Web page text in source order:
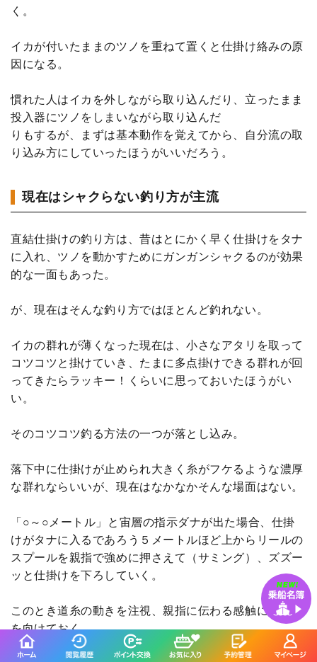
く。
イカが付いたままのツノを重ねて置くと仕掛け絡みの原
因になる。
慣れた人はイカを外しながら取り込んだり、立ったまま
投入器にツノをしまいながら取り込んだ
りもするが、まずは基本動作を覚えてから、自分流の取
り込み方にしていったほうがいいだろう。
現在はシャクらない釣り方が主流
直結仕掛けの釣り方は、昔はとにかく早く仕掛けをタナ
に入れ、ツノを動かすためにガンガンシャクるのが効果
的な一面もあった。
が、現在はそんな釣り方ではほとんど釣れない。
イカの群れが薄くなった現在は、小さなアタリを取って
コツコツと掛けていき、たまに多点掛けできる群れが回
ってきたらラッキー！くらいに思っておいたほうがい
い。
そのコツコツ釣る方法の一つが落とし込み。
落下中に仕掛けが止められ大きく糸がフケるような濃厚
な群れならいいが、現在はなかなかそんな場面はない。
「○～○メートル」と宙層の指示ダナが出た場合、仕掛
けがタナに入るであろう５メートルほど上からリールの
スプールを親指で強めに押さえて（サミング）、ズズー
ッと仕掛けを下ろしていく。
このとき道糸の動きを注視、親指に伝わる感触にも神経
を向けておく。